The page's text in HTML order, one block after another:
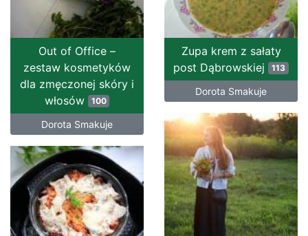
Out of Office –
zestaw kosmetyków
dla zmęczonej skóry i
włosów
100
Dorota Smakuje
Zupa krem z sałaty
post Dąbrowskiej 113
Dorota Smakuje